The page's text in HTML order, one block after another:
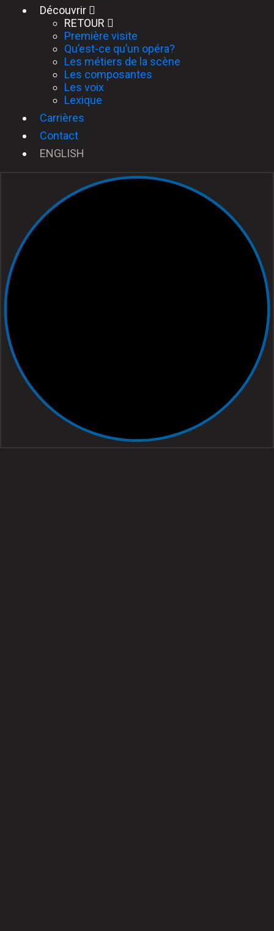
Découvrir
RETOUR
Première visite
Qu’est-ce qu’un opéra?
Les métiers de la scène
Les composantes
Les voix
Lexique
Carrières
Contact
ENGLISH